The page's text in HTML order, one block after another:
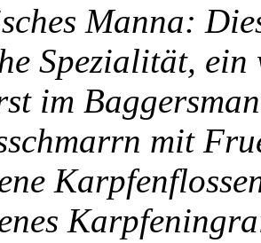
Manna:
Spezialität,
im
mit